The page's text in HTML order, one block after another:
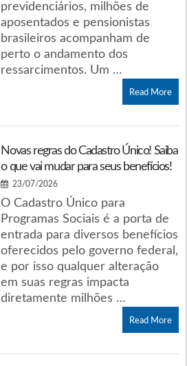
previdenciários, milhões de
aposentados e pensionistas
brasileiros acompanham de
perto o andamento dos
ressarcimentos. Um …
Read More
Novas regras do Cadastro Único! Saiba
o que vai mudar para seus benefícios!
23/07/2026
O Cadastro Único para
Programas Sociais é a porta de
entrada para diversos benefícios
oferecidos pelo governo federal,
e por isso qualquer alteração
em suas regras impacta
diretamente milhões …
Read More